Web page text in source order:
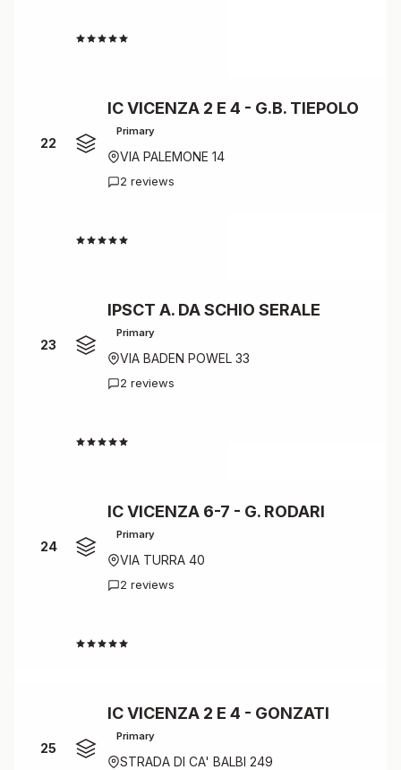
22
IC VICENZA 2 E 4 - G.B. TIEPOLO
Primary
VIA PALEMONE 14
2 reviews
23
IPSCT A. DA SCHIO SERALE
Primary
VIA BADEN POWEL 33
2 reviews
24
IC VICENZA 6-7 - G. RODARI
Primary
VIA TURRA 40
2 reviews
25
IC VICENZA 2 E 4 - GONZATI
Primary
STRADA DI CA' BALBI 249